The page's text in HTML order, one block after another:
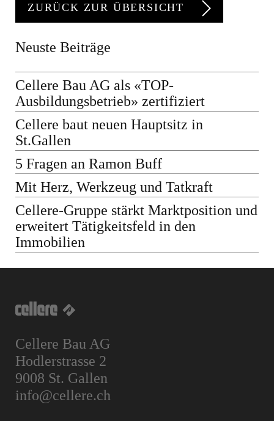
ZURÜCK ZUR ÜBERSICHT
Neuste Beiträge
Cellere Bau AG als «TOP-
Ausbildungsbetrieb» zertifiziert
Cellere baut neuen Hauptsitz in
St.Gallen
5 Fragen an Ramon Buff
Mit Herz, Werkzeug und Tatkraft
Cellere-Gruppe stärkt Marktposition und
erweitert Tätigkeitsfeld in den
Immobilien
Cellere Bau AG
Hodlerstrasse 2
9008 St. Gallen
info@cellere.ch